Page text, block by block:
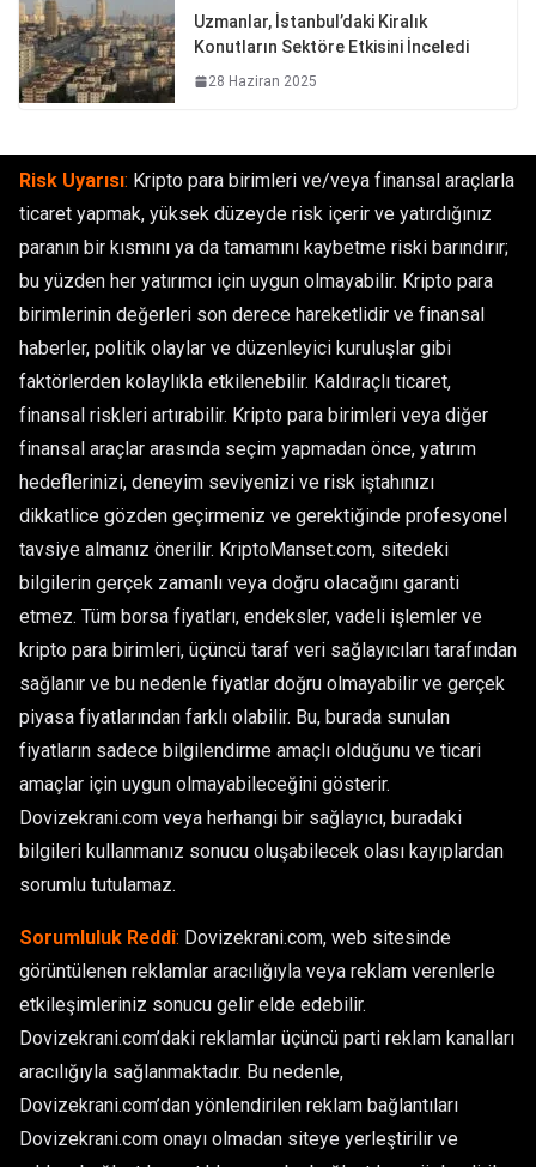
Uzmanlar, İstanbul’daki Kiralık
Konutların Sektöre Etkisini İnceledi
28 Haziran 2025
Risk Uyarısı: Kripto para birimleri ve/veya finansal araçlarla
ticaret yapmak, yüksek düzeyde risk içerir ve yatırdığınız
paranın bir kısmını ya da tamamını kaybetme riski barındırır;
bu yüzden her yatırımcı için uygun olmayabilir. Kripto para
birimlerinin değerleri son derece hareketlidir ve finansal
haberler, politik olaylar ve düzenleyici kuruluşlar gibi
faktörlerden kolaylıkla etkilenebilir. Kaldıraçlı ticaret,
finansal riskleri artırabilir. Kripto para birimleri veya diğer
finansal araçlar arasında seçim yapmadan önce, yatırım
hedeflerinizi, deneyim seviyenizi ve risk iştahınızı
dikkatlice gözden geçirmeniz ve gerektiğinde profesyonel
tavsiye almanız önerilir. KriptoManset.com, sitedeki
bilgilerin gerçek zamanlı veya doğru olacağını garanti
etmez. Tüm borsa fiyatları, endeksler, vadeli işlemler ve
kripto para birimleri, üçüncü taraf veri sağlayıcıları tarafından
sağlanır ve bu nedenle fiyatlar doğru olmayabilir ve gerçek
piyasa fiyatlarından farklı olabilir. Bu, burada sunulan
fiyatların sadece bilgilendirme amaçlı olduğunu ve ticari
amaçlar için uygun olmayabileceğini gösterir.
Dovizekrani.com veya herhangi bir sağlayıcı, buradaki
bilgileri kullanmanız sonucu oluşabilecek olası kayıplardan
sorumlu tutulamaz.
Sorumluluk Reddi: Dovizekrani.com, web sitesinde
görüntülenen reklamlar aracılığıyla veya reklam verenlerle
etkileşimleriniz sonucu gelir elde edebilir.
Dovizekrani.com’daki reklamlar üçüncü parti reklam kanalları
aracılığıyla sağlanmaktadır. Bu nedenle,
Dovizekrani.com’dan yönlendirilen reklam bağlantıları
Dovizekrani.com onayı olmadan siteye yerleştirilir ve